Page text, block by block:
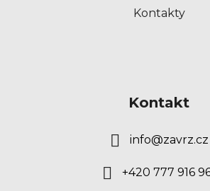
Kontakty
Kontakt
info@zavrz.cz
+420 777 916